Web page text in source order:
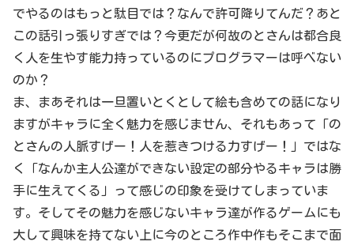
でやるのはもっと駄目では？なんで許可降りてんだ？あと
この話引っ張りすぎでは？今更だが何故のとさんは都合良
く人を生やす能力持っているのにプログラマーは呼べない
のか？
ま、まあそれは一旦置いとくとして絵も含めての話になり
ますがキャラに全く魅力を感じません、それもあって「の
とさんの人脈すげー！人を惹きつける力すげー！」ではな
く「なんか主人公達ができない設定の部分やるキャラは勝
手に生えてくる」って感じの印象を受けてしまっていま
す。そしてその魅力を感じないキャラ達が作るゲームにも
大して興味を持てない上に今のところ作中作もそこまで面